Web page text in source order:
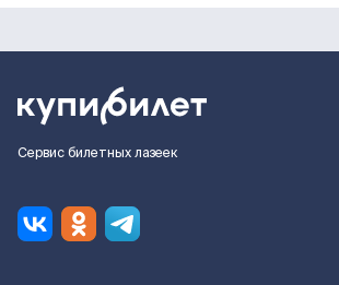
Сервис билетных лазеек